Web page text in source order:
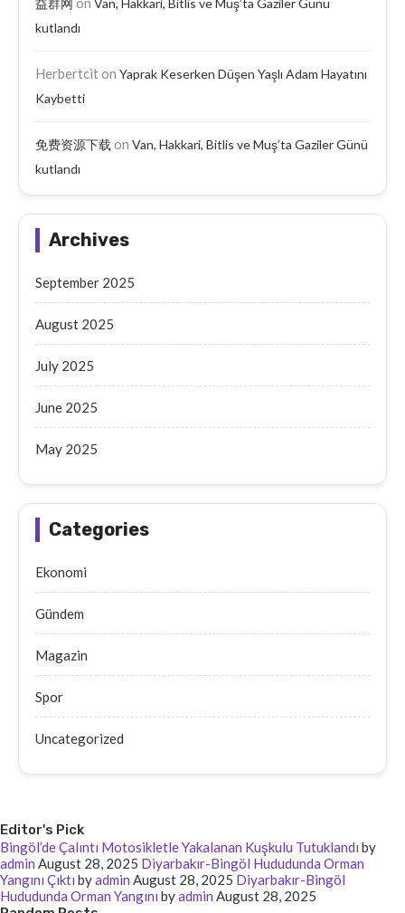
kutlandı
Herbertciton Yaprak Keserken Düşen Yaşlı Adam Hayatını
Kaybetti
免费资源下载 on Van, Hakkari, Bitlis ve Muş’ta Gaziler Günü
kutlandı
Archives
September 2025
August 2025
July 2025
June 2025
May 2025
Categories
Ekonomi
Gündem
Magazin
Spor
Uncategorized
Editor's Pick
Bingöl’de Çalıntı Motosikletle Yakalanan Kuşkulu Tutuklandı by
admin August 28, 2025 Diyarbakır-Bingöl Hududunda Orman
Yangını Çıktı byadmin August 28, 2025 Diyarbakır-Bingöl
Hududunda Orman Yangını byadmin August 28, 2025